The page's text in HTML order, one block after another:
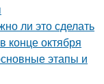
ли это сделать
конце октября
этапы и